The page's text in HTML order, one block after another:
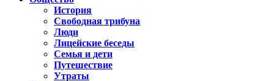
История
Свободная трибуна
Люди
Лицейские беседы
Семья и дети
Путешествие
Утраты